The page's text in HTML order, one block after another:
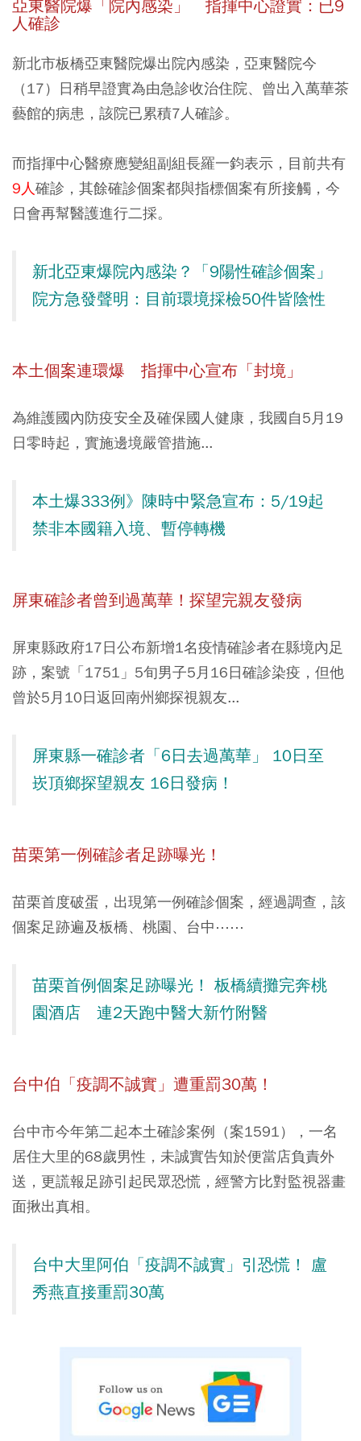
亞東醫院爆「院內感染」 指揮中心證實：已9
人確診
新北市板橋亞東醫院爆出院內感染，亞東醫院今
（17）日稍早證實為由急診收治住院、曾出入萬華茶
藝館的病患，該院已累積7人確診。
而指揮中心醫療應變組副組長羅一鈞表示，目前共有
9人確診，其餘確診個案都與指標個案有所接觸，今
日會再幫醫護進行二採。
新北亞東爆院內感染？「9陽性確診個案」
院方急發聲明：目前環境採檢50件皆陰性
本土個案連環爆 指揮中心宣布「封境」
為維護國內防疫安全及確保國人健康，我國自5月19
日零時起，實施邊境嚴管措施...
本土爆333例》陳時中緊急宣布：5/19起
禁非本國籍入境、暫停轉機
屏東確診者曾到過萬華！探望完親友發病
屏東縣政府17日公布新增1名疫情確診者在縣境內足
跡，案號「1751」5旬男子5月16日確診染疫，但他
曾於5月10日返回南州鄉探視親友...
屏東縣一確診者「6日去過萬華」 10日至
崁頂鄉探望親友 16日發病！
苗栗第一例確診者足跡曝光！
苗栗首度破蛋，出現第一例確診個案，經過調查，該
個案足跡遍及板橋、桃園、台中⋯⋯
苗栗首例個案足跡曝光！ 板橋續攤完奔桃
園酒店 連2天跑中醫大新竹附醫
台中伯「疫調不誠實」遭重罰30萬！
台中市今年第二起本土確診案例（案1591），一名
居住大里的68歲男性，未誠實告知於便當店負責外
送，更謊報足跡引起民眾恐慌，經警方比對監視器畫
面揪出真相。
台中大里阿伯「疫調不誠實」引恐慌！ 盧
秀燕直接重罰30萬